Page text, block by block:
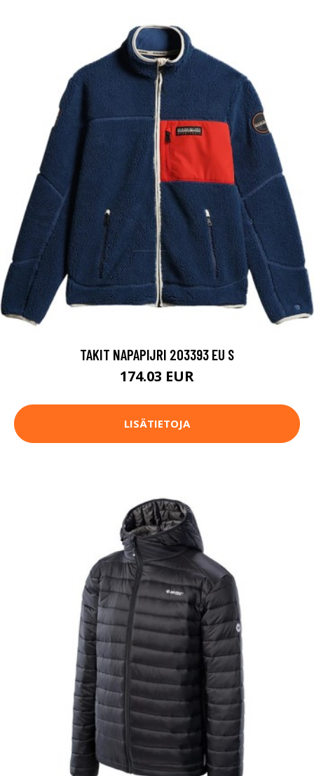
TAKIT NAPAPIJRI 203393 EU S
174.03 EUR
LISÄTIETOJA